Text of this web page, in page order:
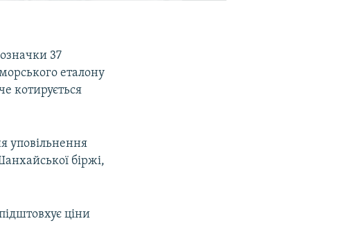
37
еталону
котирується
уповільнення
біржі,
ціни